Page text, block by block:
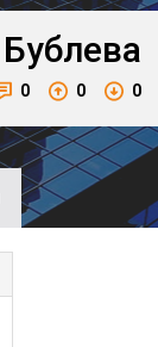
Бублева
0 0 0